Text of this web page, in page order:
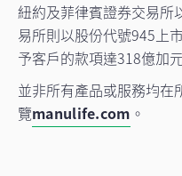
紐約及菲律賓證券交易所
易所則以股份代號945上
予客戶的款項達318億加
並非所有產品或服務均在
覽manulife.com 。